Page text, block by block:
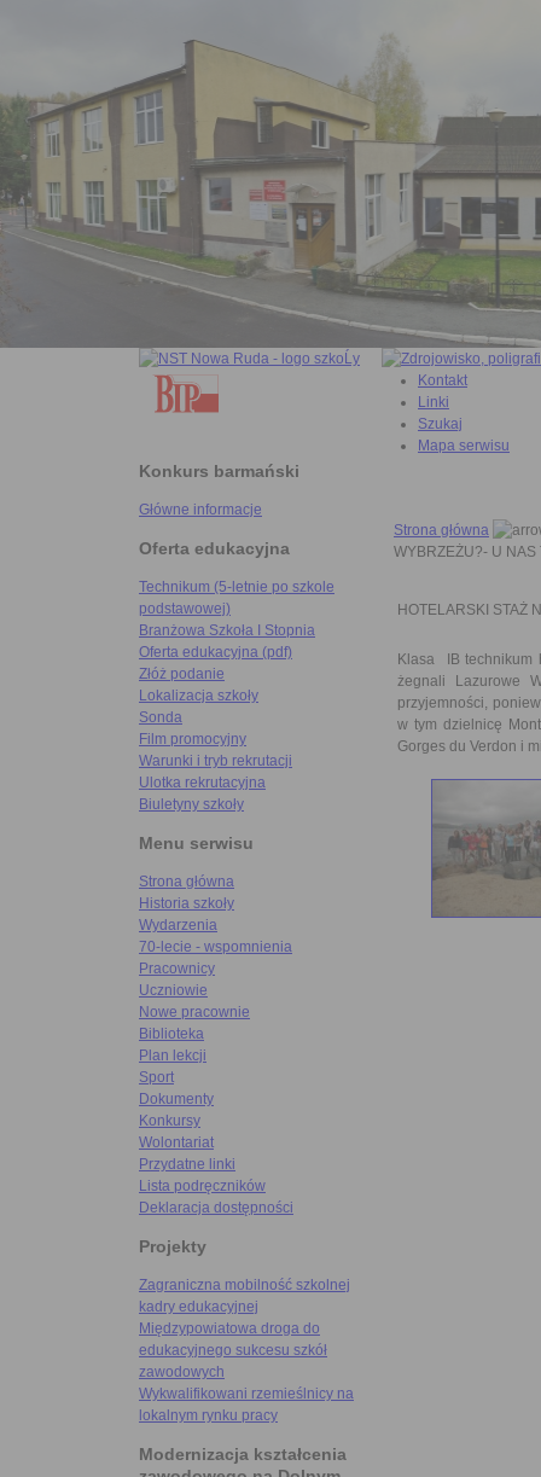
Konkurs barmański
Główne informacje
Oferta edukacyjna
Technikum (5-letnie po szkole
podstawowej)
Branżowa Szkoła I Stopnia
Oferta edukacyjna (pdf)
Złóż podanie
Lokalizacja szkoły
Sonda
Film promocyjny
Warunki i tryb rekrutacji
Ulotka rekrutacyjna
Biuletyny szkoły
Menu serwisu
Strona główna
Historia szkoły
Wydarzenia
70-lecie - wspomnienia
Pracownicy
Uczniowie
Nowe pracownie
Biblioteka
Plan lekcji
Sport
Dokumenty
Konkursy
Wolontariat
Przydatne linki
Lista podręczników
Deklaracja dostępności
Projekty
Zagraniczna mobilność szkolnej
kadry edukacyjnej
Międzypowiatowa droga do
edukacyjnego sukcesu szkół
zawodowych
Wykwalifikowani rzemieślnicy na
lokalnym rynku pracy
Modernizacja kształcenia
Kontakt
Linki
Szukaj
Mapa serwisu
Strona główna
WYBRZEŻU?- U NAS
HOTELARSKI STAŻ
Klasa IB technikum
żegnali Lazurowe
przyjemności,
w tym dzielnicę
Gorges du Verdon i